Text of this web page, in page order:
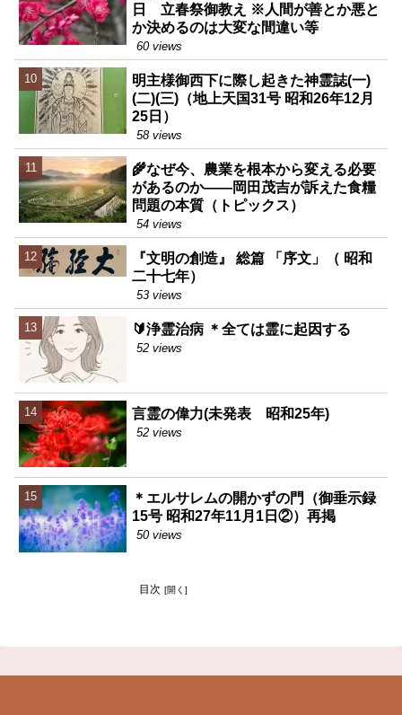
日 立春祭御教え ※人間が善とか悪と
か決めるのは大変な間違い等
60 views
明主様御西下に際し起きた神霊誌(一)
(二)(三)（地上天国31号 昭和26年12月
25日）
58 views
🌾なぜ今、農業を根本から変える必要
があるのか――岡田茂吉が訴えた食糧
問題の本質（トピックス）
54 views
『文明の創造』 総篇 「序文」（ 昭和
二十七年）
53 views
🔰浄霊治病 ＊全ては霊に起因する
52 views
言霊の偉力(未発表 昭和25年)
52 views
＊エルサレムの開かずの門（御垂示録
15号 昭和27年11月1日②）再掲
50 views
目次